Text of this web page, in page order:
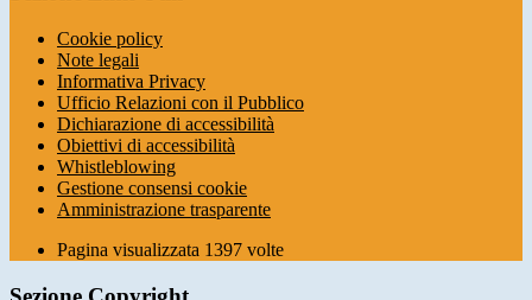
Cookie policy
Note legali
Informativa Privacy
Ufficio Relazioni con il Pubblico
Dichiarazione di accessibilità
Obiettivi di accessibilità
Whistleblowing
Gestione consensi cookie
Amministrazione trasparente
Pagina visualizzata 1397 volte